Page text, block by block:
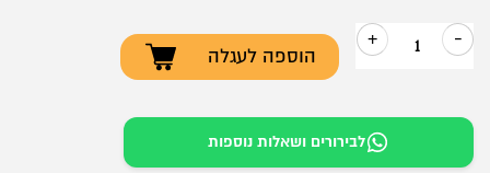
-
כמות
מערכת
ישיבה
+
הוספה לעגלה
לבירורים ושאלות נוספות